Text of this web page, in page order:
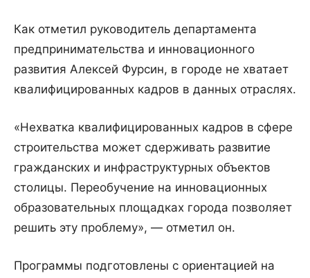
Как отметил руководитель департамента
предпринимательства и инновационного
развития Алексей Фурсин, в городе не хватает
квалифицированных кадров в данных отраслях.
«Нехватка квалифицированных кадров в сфере
строительства может сдерживать развитие
гражданских и инфраструктурных объектов
столицы. Переобучение на инновационных
образовательных площадках города позволяет
решить эту проблему», — отметил он.
Программы подготовлены с ориентацией на